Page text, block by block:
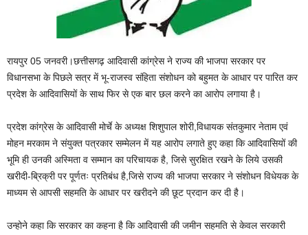
रायपुर 05 जनवरी।छत्तीसगढ़ आदिवासी कांग्रेस ने राज्य की भाजपा सरकार पर
विधानसभा के पिछले सत्र में भू-राजस्व संहिता संशोधन को बहुमत के आधार पर पारित कर
प्रदेश के आदिवासियों के साथ फिर से एक बार छल करने का आरोप लगाया है।
प्रदेश कांग्रेस के आदिवासी मोर्चे के अध्यक्ष शिशुपाल शोरी,विधायक संतकुमार नेताम एवं
मोहन मरकाम ने संयुक्त पत्रकार सम्मेलन में यह आरोप लगाते हुए कहा कि आदिवासियों की
भूमि ही उनकी अस्मिता व सम्मान का परिचायक है, जिसे सुरक्षित रखने के लिये उसकी
खरीदी-ब्रिक्री पर पूर्णतः प्रतिबंध है,जिसे राज्य की भाजपा सरकार ने संशोधन विधेयक के
माध्यम से आपसी सहमति के आधार पर खरीदने की छूट प्रदान कर दी है।
उन्होने कहा कि सरकार का कहना है कि आदिवासी की जमीन सहमति से केवल सरकारी